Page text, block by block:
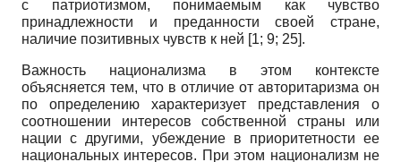
с патриотизмом, понимаемым как чувство
принадлежности и преданности своей стране,
наличие позитивных чувств к ней [1; 9; 25].
Важность национализма в этом контексте
объясняется тем, что в отличие от авторитаризма он
по определению характеризует представления о
соотношении интересов собственной страны или
нации с другими, убеждение в приоритетности ее
национальных интересов. При этом национализм не